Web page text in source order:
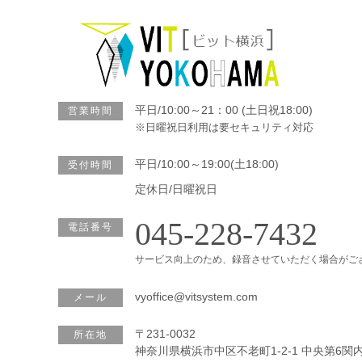
営業時間 平日/10:00～21：00 (土日祝18:00)
※日曜祝日利用は要セキュリティ対応
受付時間
平日/10:00～19:00(土18:00)
定休日/日曜祝日
電話番号 045-228-7432
サービス向上のため、録音させていただく場合がご
メール vyoffice@vitsystem.com
所在地
〒231-0032
神奈川県横浜市中区不老町1-2-1 中央第6関